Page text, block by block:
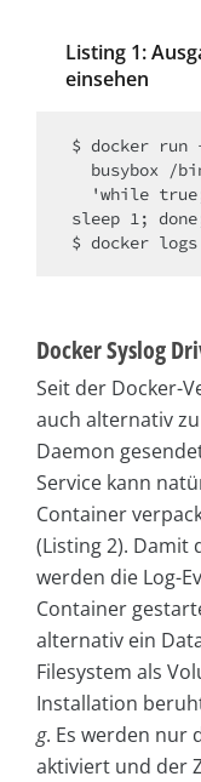
Listing 1:
einsehen
$ docker run
sleep 1;
$ docker
Docker Syslog
Seit der Docker-
auch alternativ
Daemon
Service kann
Container
(Listing 2). Damit
werden die Log-
Container
alternativ ein
Filesystem als
Installation
g. Es werden nur
aktiviert und der